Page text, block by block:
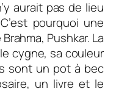
aurait pas de lieu
pourquoi une
Pushkar. La
cygne, sa couleur
sont un pot à bec
un livre et le